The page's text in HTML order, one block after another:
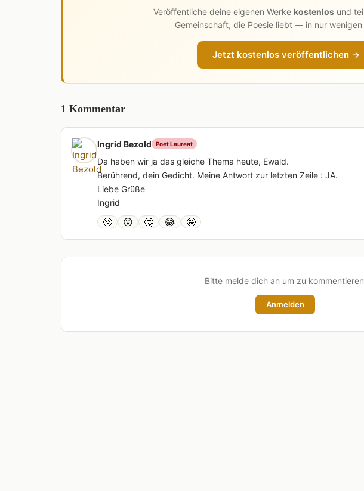
Veröffentliche deine eigenen Werke kostenlos und
Gemeinschaft, die Poesie liebt — in nur wenigen
Jetzt kostenlos veröffentlichen →
1 Kommentar
Ingrid Bezold Poet Laureat
Da haben wir ja das gleiche Thema heute, Ewald.
Berührend, dein Gedicht. Meine Antwort zur letzten Zeile : JA.
Liebe Grüße
Ingrid
🥹 😮 🤔 😂 🤩
Bitte melde dich an um zu
Anmelden